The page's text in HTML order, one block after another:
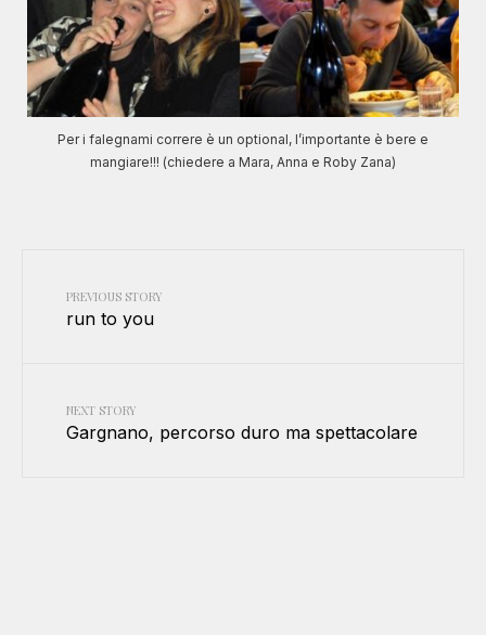
Per i falegnami correre è un optional, l’importante è bere e
mangiare!!! (chiedere a Mara, Anna e Roby Zana)
PREVIOUS STORY
run to you
NEXT STORY
Gargnano, percorso duro ma spettacolare